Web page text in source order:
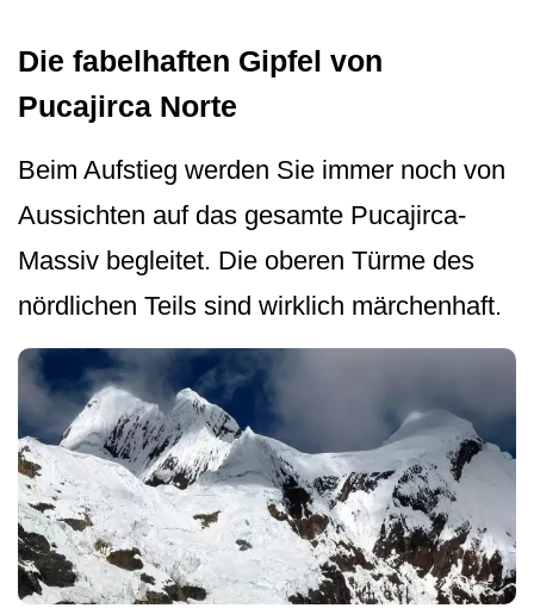
Die fabelhaften Gipfel von
Pucajirca Norte
Beim Aufstieg werden Sie immer noch von
Aussichten auf das gesamte Pucajirca-
Massiv begleitet. Die oberen Türme des
nördlichen Teils sind wirklich märchenhaft.